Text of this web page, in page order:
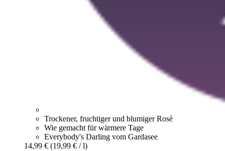
Trockener, fruchtiger und blumiger Rosè
Wie gemacht für wärmere Tage
Everybody's Darling vom Gardasee
14,99 € (19,99 € / l)